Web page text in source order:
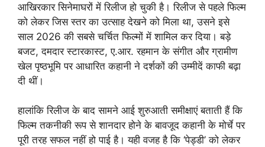
आखिरकार सिनेमाघरों में रिलीज हो चुकी है। रिलीज से पहले फिल्म
को लेकर जिस स्तर का उत्साह देखने को मिला था, उसने इसे
साल 2026 की सबसे चर्चित फिल्मों में शामिल कर दिया। बड़े
बजट, दमदार स्टारकास्ट, ए.आर. रहमान के संगीत और ग्रामीण
खेल पृष्ठभूमि पर आधारित कहानी ने दर्शकों की उम्मीदें काफी बढ़ा
दी थीं।
हालांकि रिलीज के बाद सामने आई शुरुआती समीक्षाएं बताती हैं कि
फिल्म तकनीकी रूप से शानदार होने के बावजूद कहानी के मोर्चे पर
पूरी तरह सफल नहीं हो पाई है। यही वजह है कि ‘पेड्डी’ को लेकर